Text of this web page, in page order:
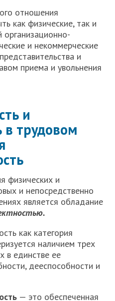
отношения
как физические, так и
и некоммерческие
и
приема и увольнения
и
в трудовом
физических и
и непосредственно
является обладание
как категория
наличием трех
в единстве ее
дееспособности и
— это обеспеченная